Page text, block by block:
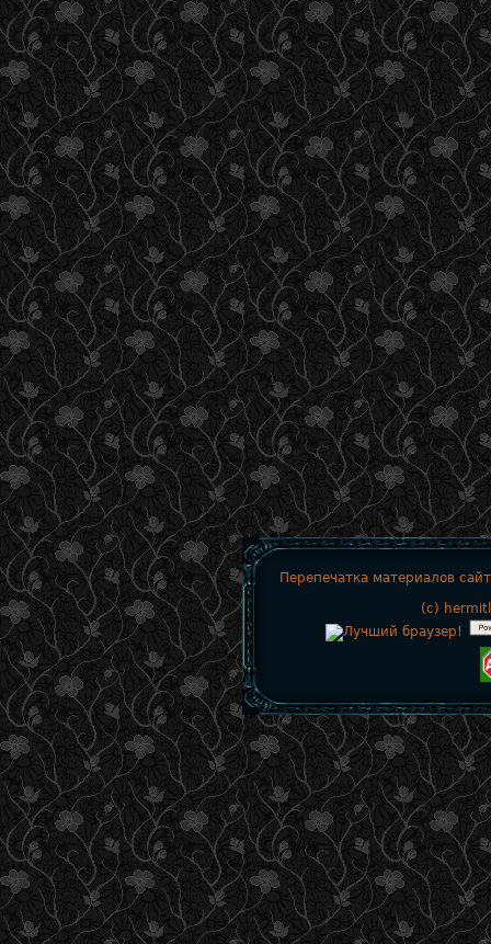
Перепечатка материалов
(c)